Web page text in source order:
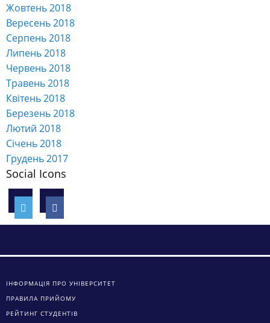
Жовтень 2018
Вересень 2018
Серпень 2018
Липень 2018
Червень 2018
Травень 2018
Квітень 2018
Березень 2018
Лютий 2018
Січень 2018
Грудень 2017
Social Icons
ІНФОРМАЦІЯ ПРО УНІВЕРСИТЕТ
ПРАВИЛА ПРИЙОМУ
РЕЙТИНГ СТУДЕНТІВ